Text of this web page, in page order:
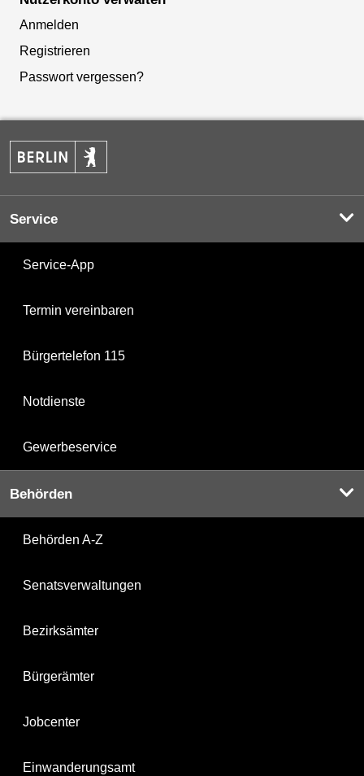
Anmelden
Registrieren
Passwort vergessen?
Service
Service-App
Termin vereinbaren
Bürgertelefon 115
Notdienste
Gewerbeservice
Behörden
Behörden A-Z
Senatsverwaltungen
Bezirksämter
Bürgerämter
Jobcenter
Einwanderungsamt